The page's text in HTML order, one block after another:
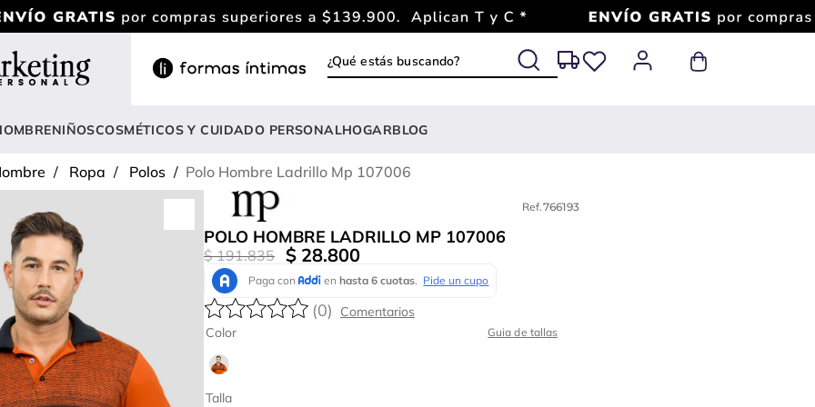
¿Qué estás buscando?
NIÑOSCOSMÉTICOS Y CUIDADO PERSONALHOGARBLOG
Ropa Polos Polo Hombre Ladrillo Mp 107006
Ref.766193
POLO HOMBRE LADRILLO MP 107006
$ 191.835 $ 28.800
(0)
Talla
Color Guia de tallas
enterizo
brasier
vestido
short
deportiva mujer